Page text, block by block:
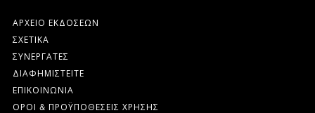
ΑΡΧΕΙΟ ΕΚΔΟΣΕΩΝ
ΣΧΕΤΙΚΑ
ΣΥΝΕΡΓΑΤΕΣ
ΔΙΑΦΗΜΙΣΤΕΙΤΕ
ΕΠΙΚΟΙΝΩΝΙΑ
ΟΡΟΙ & ΠΡΟΫΠΟΘΕΣΕΙΣ ΧΡΗΣΗΣ